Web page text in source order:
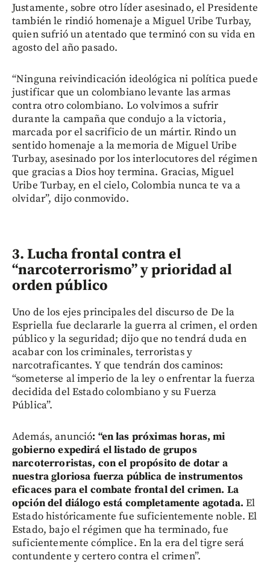
Justamente, sobre otro líder asesinado, el Presidente
también le rindió homenaje a Miguel Uribe Turbay,
quien sufrió un atentado que terminó con su vida en
agosto del año pasado.
“Ninguna reivindicación ideológica ni política puede
justificar que un colombiano levante las armas
contra otro colombiano. Lo volvimos a sufrir
durante la campaña que condujo a la victoria,
marcada por el sacrificio de un mártir. Rindo un
sentido homenaje a la memoria de Miguel Uribe
Turbay, asesinado por los interlocutores del régimen
que gracias a Dios hoy termina. Gracias, Miguel
Uribe Turbay, en el cielo, Colombia nunca te va a
olvidar”, dijo conmovido.
3. Lucha frontal contra el
“narcoterrorismo” y prioridad al
orden público
Uno de los ejes principales del discurso de De la
Espriella fue declararle la guerra al crimen, el orden
público y la seguridad; dijo que no tendrá duda en
acabar con los criminales, terroristas y
narcotraficantes. Y que tendrán dos caminos:
“someterse al imperio de la ley o enfrentar la fuerza
decidida del Estado colombiano y su Fuerza
Pública”.
Además, anunció: “en las próximas horas, mi
gobierno expedirá el listado de grupos
narcoterroristas, con el propósito de dotar a
nuestra gloriosa fuerza pública de instrumentos
eficaces para el combate frontal del crimen. La
opción del diálogo está completamente agotada.El
Estado históricamente fue suficientemente noble. El
Estado, bajo el régimen que ha terminado, fue
suficientemente cómplice. En la era del tigre será
contundente y certero contra el crimen”.